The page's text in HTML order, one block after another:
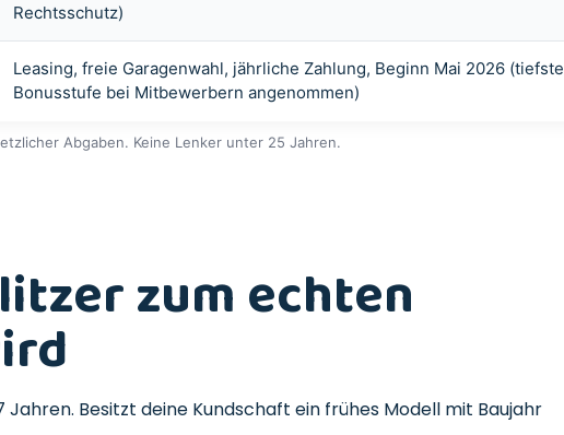
Rechtsschutz)
Leasing, freie Garagenwahl, jährliche Zahlung, Beginn Mai 2026 (tiefste
Bonusstufe bei Mitbewerbern angenommen)
Abgaben. Keine Lenker unter 25 Jahren.
zum echten
Besitzt deine Kundschaft ein frühes Modell mit Baujahr